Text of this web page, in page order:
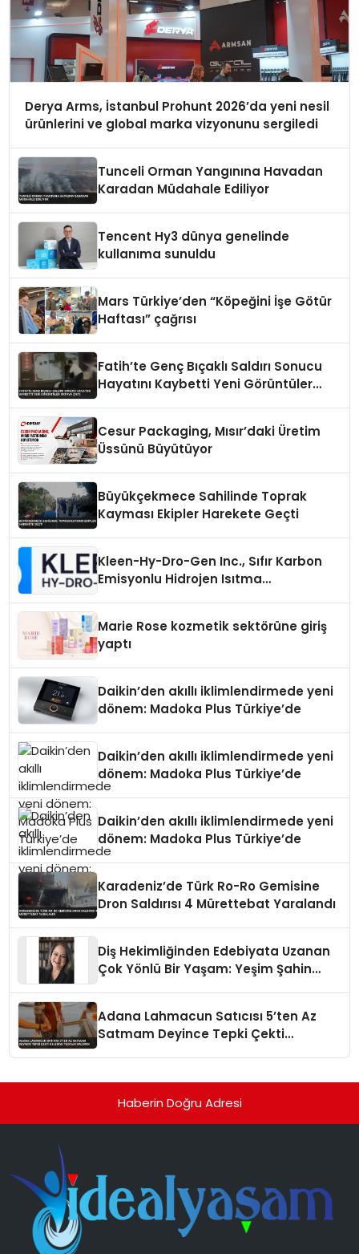
Derya Arms, İstanbul Prohunt 2026’da yeni nesil
ürünlerini ve global marka vizyonunu sergiledi
Tunceli Orman Yangınına Havadan
Karadan Müdahale Ediliyor
Tencent Hy3 dünya genelinde
kullanıma sunuldu
Mars Türkiye’den “Köpeğini İşe Götür
Haftası” çağrısı
Fatih’te Genç Bıçaklı Saldırı Sonucu
Hayatını Kaybetti Yeni Görüntüler
Cesur Packaging, Mısır’daki Üretim
Üssünü Büyütüyor
Büyükçekmece Sahilinde Toprak
Kayması Ekipler Harekete Geçti
Kleen-Hy-Dro-Gen Inc., Sıfır Karbon
Emisyonlu Hidrojen Isıtma
Marie Rose kozmetik sektörüne giriş
yaptı
Daikin’den akıllı iklimlendirmede yeni
dönem: Madoka Plus Türkiye’de
Daikin’den akıllı iklimlendirmede yeni
dönem: Madoka Plus Türkiye’de
Daikin’den akıllı iklimlendirmede yeni
dönem: Madoka Plus Türkiye’de
Karadeniz’de Türk Ro-Ro Gemisine
Dron Saldırısı 4 Mürettebat Yaralandı
Diş Hekimliğinden Edebiyata Uzanan
Çok Yönlü Bir Yaşam: Yeşim Şahin
Adana Lahmacun Satıcısı 5’ten Az
Satmam Deyince Tepki Çekti
Haberin Doğru Adresi